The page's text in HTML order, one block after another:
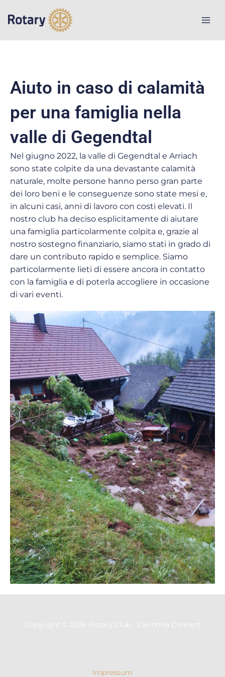
Aiuto in caso di calamità
per una famiglia nella
valle di Gegendtal
Nel giugno 2022, la valle di Gegendtal e Arriach
sono state colpite da una devastante calamità
naturale, molte persone hanno perso gran parte
dei loro beni e le conseguenze sono state mesi e,
in alcuni casi, anni di lavoro con costi elevati. Il
nostro club ha deciso esplicitamente di aiutare
una famiglia particolarmente colpita e, grazie al
nostro sostegno finanziario, siamo stati in grado di
dare un contributo rapido e semplice. Siamo
particolarmente lieti di essere ancora in contatto
con la famiglia e di poterla accogliere in occasione
di vari eventi.
Copyright © 2026 Rotary Club - Carinthia Connect
Impressum